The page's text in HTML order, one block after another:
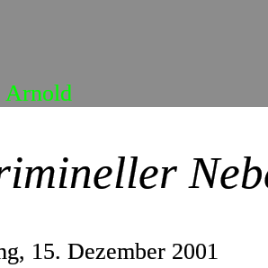
Arnold
15. Dezember 2001